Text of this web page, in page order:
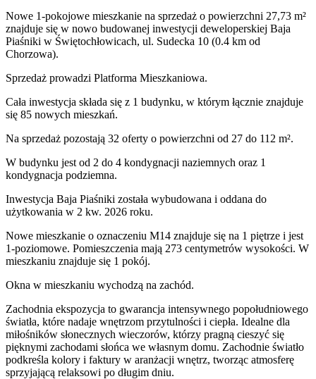
Nowe 1-pokojowe mieszkanie na sprzedaż o powierzchni 27,73 m²
znajduje się w nowo budowanej inwestycji deweloperskiej Baja
Piaśniki w Świętochłowicach, ul. Sudecka 10 (0.4 km od
Chorzowa).
Sprzedaż prowadzi Platforma Mieszkaniowa.
Cała inwestycja składa się z 1 budynku, w którym łącznie znajduje
się 85 nowych mieszkań.
Na sprzedaż pozostają 32 oferty o powierzchni od 27 do 112 m².
W budynku jest od 2 do 4 kondygnacji naziemnych oraz 1
kondygnacja podziemna.
Inwestycja Baja Piaśniki została wybudowana i oddana do
użytkowania w 2 kw. 2026 roku.
Nowe mieszkanie o oznaczeniu M14 znajduje się na 1 piętrze i jest
1-poziomowe. Pomieszczenia mają 273 centymetrów wysokości. W
mieszkaniu znajduje się 1 pokój.
Okna w mieszkaniu wychodzą na zachód.
Zachodnia ekspozycja to gwarancja intensywnego popołudniowego
światła, które nadaje wnętrzom przytulności i ciepła. Idealne dla
miłośników słonecznych wieczorów, którzy pragną cieszyć się
pięknymi zachodami słońca we własnym domu. Zachodnie światło
podkreśla kolory i faktury w aranżacji wnętrz, tworząc atmosferę
sprzyjającą relaksowi po długim dniu.